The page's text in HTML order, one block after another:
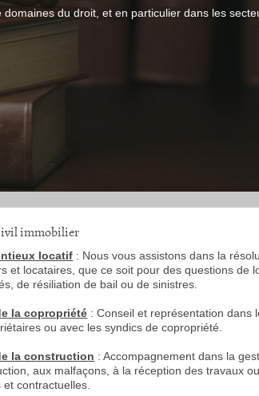
du droit, et en particulier dans les
immobilier
locatif : Nous vous assistons dans la
et locataires, que ce soit pour des questions de
de résiliation de bail ou de sinistres.
la copropriété : Conseil et représentation
ou avec les syndics de copropriété.
la construction : Accompagnement dans la
aux malfaçons, à la réception des travaux
et contractuelles.